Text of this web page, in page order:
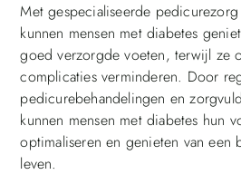
Met gespecialiseerde
kunnen mensen met diabetes
goed verzorgde voeten, terwijl ze
complicaties verminderen. Door
pedicurebehandelingen en
kunnen mensen met diabetes hun
optimaliseren en genieten van een
leven.